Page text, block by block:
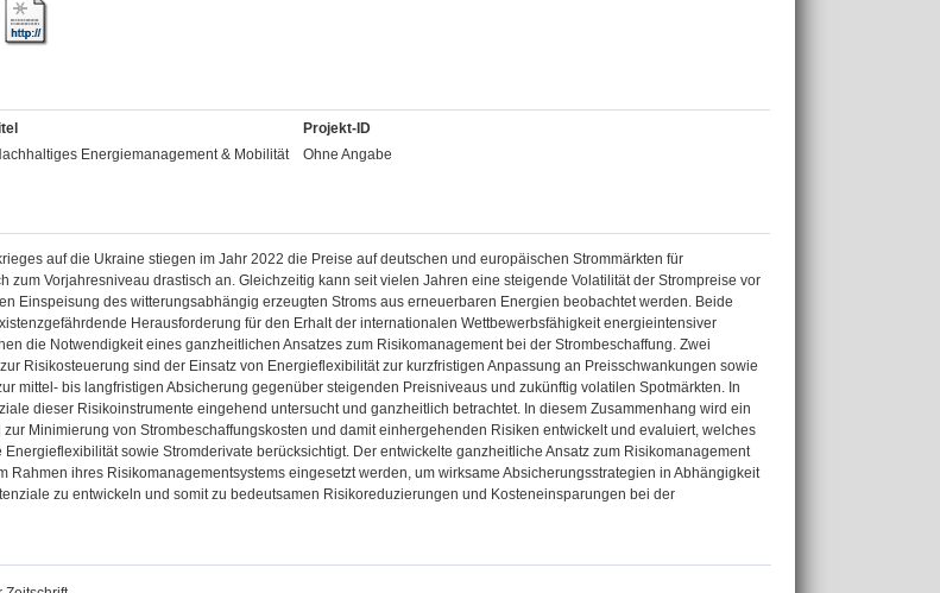
Projekt-ID
Energiemanagement & Mobilität
Ohne Angabe
auf die Ukraine stiegen im Jahr 2022 die Preise auf deutschen und europäischen Strommärkten für
zum Vorjahresniveau drastisch an. Gleichzeitig kann seit vielen Jahren eine steigende Volatilität der Strompreise vor
Einspeisung des witterungsabhängig erzeugten Stroms aus erneuerbaren Energien beobachtet werden. Beide
Herausforderung für den Erhalt der internationalen Wettbewerbsfähigkeit energieintensiver
die Notwendigkeit eines ganzheitlichen Ansatzes zum Risikomanagement bei der Strombeschaffung. Zwei
Risikosteuerung sind der Einsatz von Energieflexibilität zur kurzfristigen Anpassung an Preisschwankungen sowie
mittel- bis langfristigen Absicherung gegenüber steigenden Preisniveaus und zukünftig volatilen Spotmärkten. In
dieser Risikoinstrumente eingehend untersucht und ganzheitlich betrachtet. In diesem Zusammenhang wird ein
Minimierung von Strombeschaffungskosten und damit einhergehenden Risiken entwickelt und evaluiert, welches
sowie Stromderivate berücksichtigt. Der entwickelte ganzheitliche Ansatz zum Risikomanagement
Rahmen ihres Risikomanagementsystems eingesetzt werden, um wirksame Absicherungsstrategien in Abhängigkeit
zu entwickeln und somit zu bedeutsamen Risikoreduzierungen und Kosteneinsparungen bei der